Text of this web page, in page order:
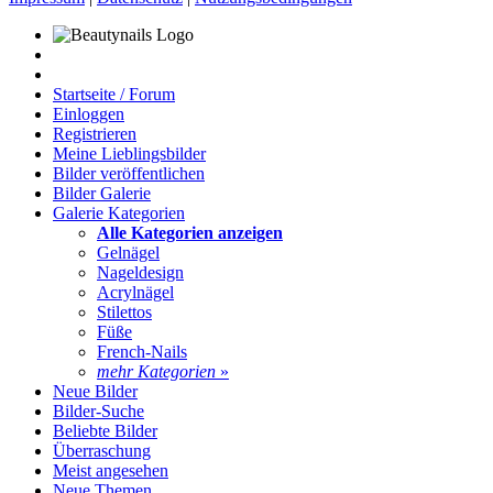
Startseite / Forum
Einloggen
Registrieren
Meine Lieblingsbilder
Bilder veröffentlichen
Bilder Galerie
Galerie Kategorien
Alle Kategorien anzeigen
Gelnägel
Nageldesign
Acrylnägel
Stilettos
Füße
French-Nails
mehr Kategorien »
Neue Bilder
Bilder-Suche
Beliebte Bilder
Überraschung
Meist angesehen